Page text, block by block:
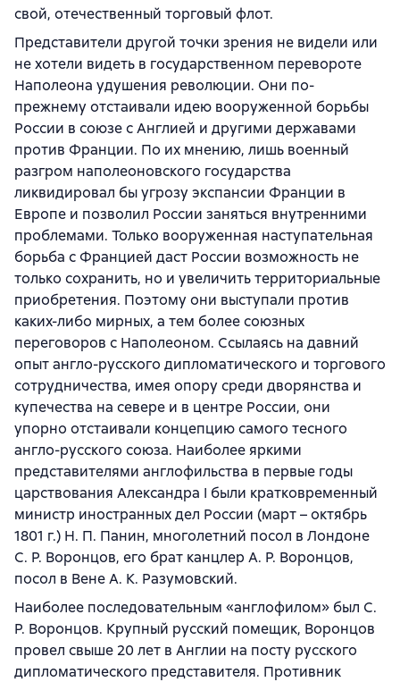
свой, отечественный торговый флот.
Представители другой точки зрения не видели или
не хотели видеть в государственном перевороте
Наполеона удушения революции. Они по-
прежнему отстаивали идею вооруженной борьбы
России в союзе с Англией и другими державами
против Франции. По их мнению, лишь военный
разгром наполеоновского государства
ликвидировал бы угрозу экспансии Франции в
Европе и позволил России заняться внутренними
проблемами. Только вооруженная наступательная
борьба с Францией даст России возможность не
только сохранить, но и увеличить территориальные
приобретения. Поэтому они выступали против
каких-либо мирных, а тем более союзных
переговоров с Наполеоном. Ссылаясь на давний
опыт англо-русского дипломатического и торгового
сотрудничества, имея опору среди дворянства и
купечества на севере и в центре России, они
упорно отстаивали концепцию самого тесного
англо-русского союза. Наиболее яркими
представителями англофильства в первые годы
царствования Александра I были кратковременный
министр иностранных дел России (март – октябрь
1801 г.) Н. П. Панин, многолетний посол в Лондоне
С. Р. Воронцов, его брат канцлер А. Р. Воронцов,
посол в Вене А. К. Разумовский.
Наиболее последовательным «англофилом» был С.
Р. Воронцов. Крупный русский помещик, Воронцов
провел свыше 20 лет в Англии на посту русского
дипломатического представителя. Противник